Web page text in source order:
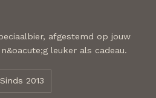
afgestemd op jouw
leuker als cadeau.
2013